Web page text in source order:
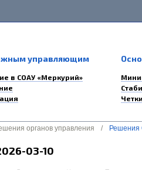
управляющим
в СОАУ «Меркурий»
органов управления / Решения
03-10